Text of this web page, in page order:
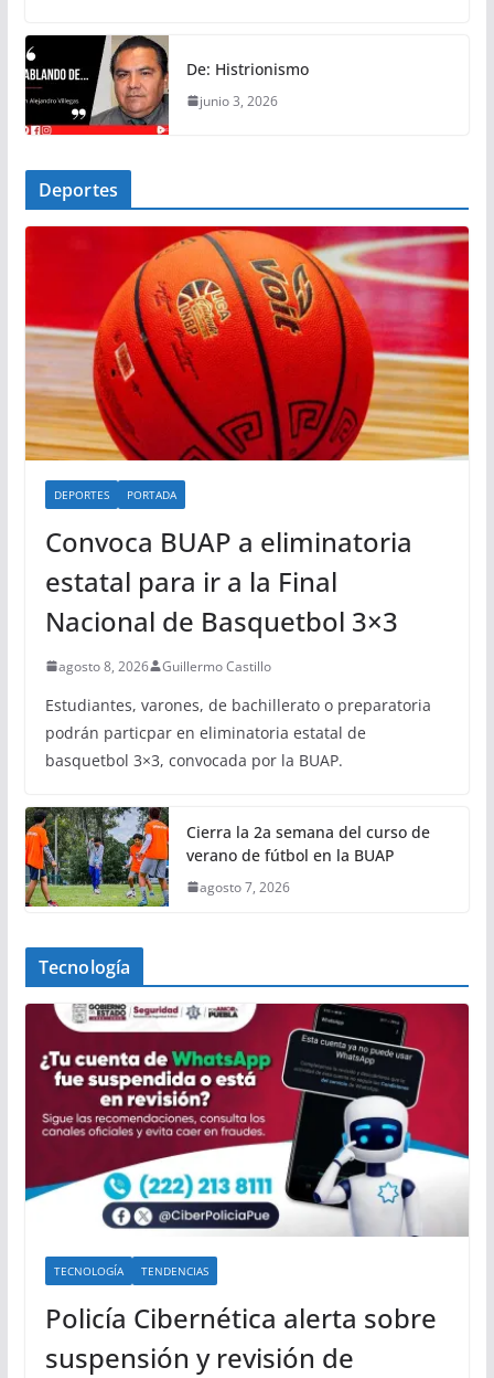
De: Histrionismo
junio 3, 2026
Deportes
DEPORTES PORTADA
Convoca BUAP a eliminatoria
estatal para ir a la Final
Nacional de Basquetbol 3×3
agosto 8, 2026 Guillermo Castillo
Estudiantes, varones, de bachillerato o preparatoria
podrán particpar en eliminatoria estatal de
basquetbol 3×3, convocada por la BUAP.
Cierra la 2a semana del curso de
verano de fútbol en la BUAP
agosto 7, 2026
Tecnología
TECNOLOGÍA TENDENCIAS
Policía Cibernética alerta sobre
suspensión y revisión de